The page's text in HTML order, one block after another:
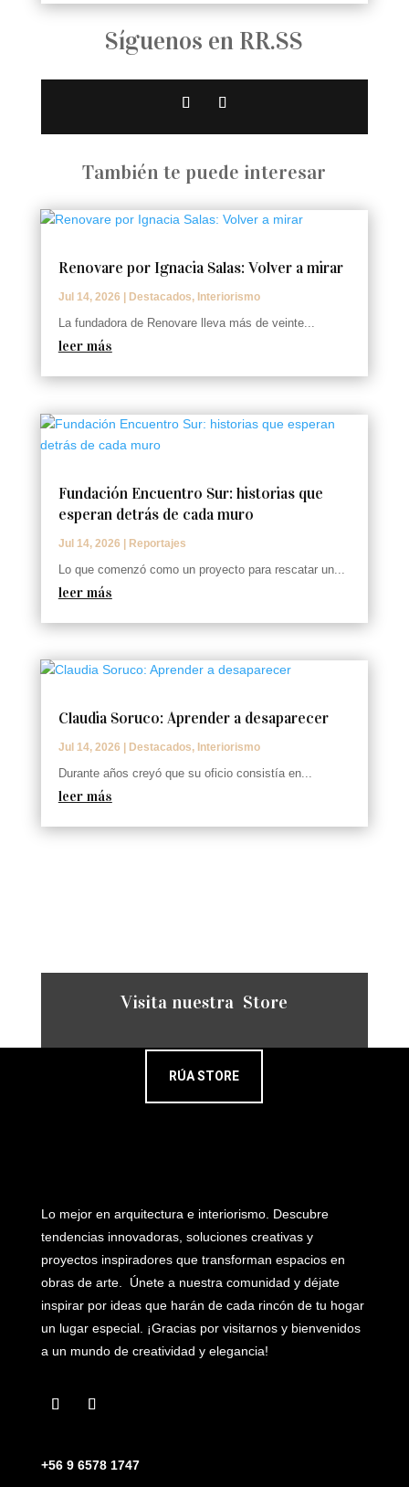
Síguenos en RR.SS
También te puede interesar
Renovare por Ignacia Salas: Volver a mirar
Jul 14, 2026 Destacados, Interiorismo
La fundadora de Renovare lleva más de veinte...
leer más
Fundación Encuentro Sur: historias que
esperan detrás de cada muro
Jul 14, 2026 | Reportajes
Lo que comenzó como un proyecto para rescatar un...
leer más
Claudia Soruco: Aprender a desaparecer
Jul 14, 2026 | Destacados, Interiorismo
Durante años creyó que su oficio consistía en...
leer más
Visita nuestra Store
RÚA STORE
Lo mejor en arquitectura e interiorismo. Descubre
tendencias innovadoras, soluciones creativas y
proyectos inspiradores que transforman espacios en
obras de arte. Únete a nuestra comunidad y déjate
inspirar por ideas que harán de cada rincón de tu hogar
un lugar especial. ¡Gracias por visitarnos y bienvenidos
a un mundo de creatividad y elegancia!
+56 9 6578 1747